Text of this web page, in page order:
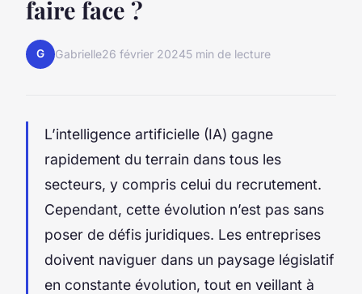
faire face ?
G Gabrielle26 février 20245 min de lecture
L’intelligence artificielle (IA) gagne
rapidement du terrain dans tous les
secteurs, y compris celui du recrutement.
Cependant, cette évolution n’est pas sans
poser de défis juridiques. Les entreprises
doivent naviguer dans un paysage législatif
en constante évolution, tout en veillant à